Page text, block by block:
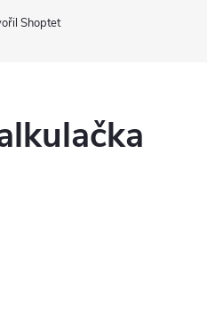
Shoptet